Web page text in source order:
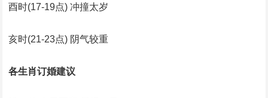
酉时(17-19点) 冲撞太岁
亥时(21-23点) 阴气较重
各生肖订婚建议